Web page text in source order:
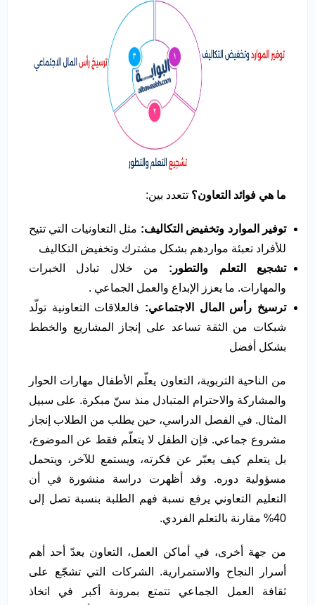
ما هي فوائد التعاون؟ تتعدد بين:
توفير الموارد وتخفيض التكاليف: مثل التعاونيات التي تتيح
للأفراد تعبئة مواردهم بشكل مشترك وتخفيض التكاليف
تشجيع التعلم والتطور : من خلال تبادل الخبرات
والمهارات. ما يعزز الإبداع والعمل الجماعي .
ترسيخ رأس المال الاجتماعي: فالعلاقات التعاونية تولّد
شبكات من الثقة تساعد على إنجاز المشاريع والخطط
بشكل أفضل
من الناحية التربوية، التعاون يعلّم الأطفال مهارات الحوار
والمشاركة والاحترام المتبادل منذ سنّ مبكرة. على سبيل
المثال. في الفصل الدراسي، حين يطلب من الطلاب إنجاز
مشروع جماعي. فإن الطفل لا يتعلّم فقط عن الموضوع،
بل يتعلم كيف يعبّر عن فكرته، ويستمع للآخر، ويتحمل
مسؤولية دوره. وقد أظهرت دراسة منشورة في أن
التعليم التعاوني يرفع نسبة فهم الطلبة بنسبة تصل إلى
40% مقارنة بالتعلم الفردي.
من جهة أخرى، في أماكن العمل، التعاون يعدّ أحد أهم
أسرار النجاح والاستمرارية. الشركات التي تشجّع على
ثقافة العمل الجماعي تتمتع بمرونة أكبر في اتخاذ